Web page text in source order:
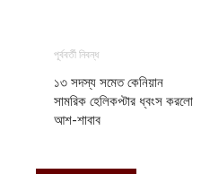
পূর্ববর্তী নিবন্ধ
১৩ সদস্য সমেত কেনিয়ান
সামরিক হেলিকপ্টার ধ্বংস করলো
আশ-শাবাব